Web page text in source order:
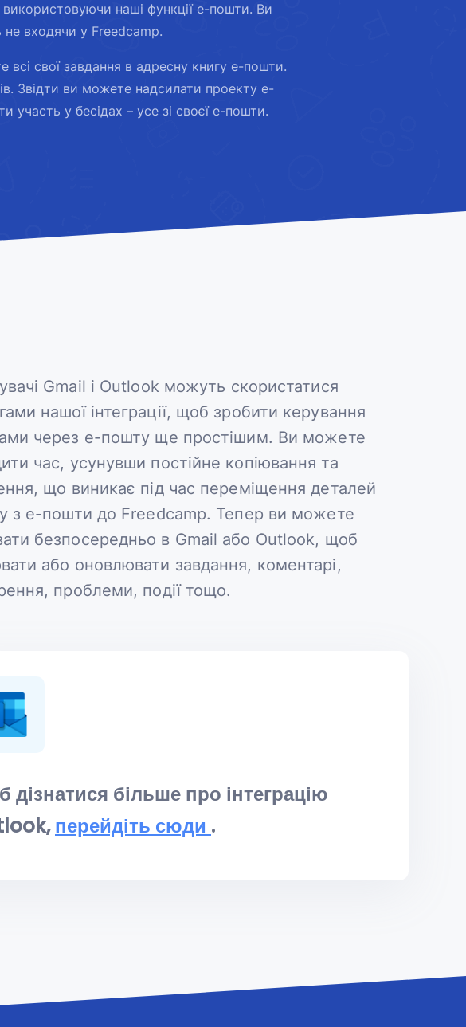
наші функції е-пошти. Ви
входячи у Freedcamp.
свої завдання в адресну книгу е-пошти.
Звідти ви можете надсилати проекту е-
у бесідах – усе зі своєї е-пошти.
Gmail і Outlook можуть скористатися
нашої інтеграції, щоб зробити керування
через е-пошту ще простішим. Ви можете
час, усунувши постійне копіювання та
що виникає під час переміщення деталей
з е-пошти до Freedcamp. Тепер ви можете
безпосередньо в Gmail або Outlook, щоб
або оновлювати завдання, коментарі,
проблеми, події тощо.
дізнатися більше про інтеграцію
перейдіть сюди .